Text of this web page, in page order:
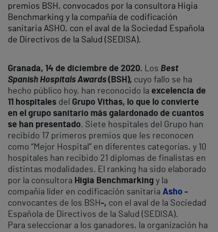
premios BSH, convocados por la consultora Higia
Benchmarking y la compañía de codificación
sanitaria ASHO, con el aval de la Sociedad Española
de Directivos de la Salud (SEDISA).
Granada, 14 de diciembre de 2020. Los Best
Spanish Hospitals Awards(BSH), cuyo fallo se ha
hecho público hoy, han reconocido la excelencia de
11 hospitales del Grupo Vithas, lo que lo convierte
en el grupo sanitario más galardonado de cuantos
se han presentado. Siete hospitales del Grupo han
recibido 17 primeros premios que les reconocen
como “Mejor Hospital” en diferentes categorías, y 10
hospitales han recibido 21 diplomas de finalistas en
distintas modalidades. El ranking ha sido elaborado
por la consultora Higia Benchmarking y la
compañía líder en codificación sanitaria Asho -
convocantes de los BSH-, con el aval de la Sociedad
Española de Directivos de la Salud (SEDISA).
Para seleccionar a los ganadores, la organización ha